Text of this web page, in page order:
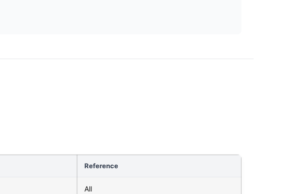
Reference
All